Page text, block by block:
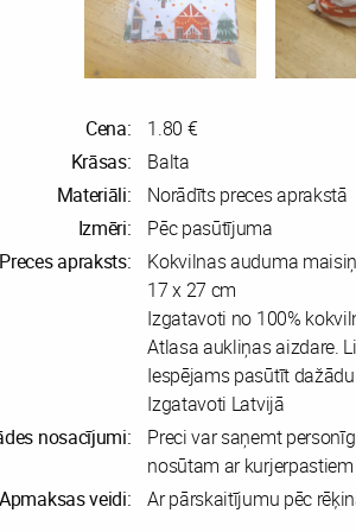
Cena:
1.80 €
Krāsas:
Balta
Materiāli:
Norādīts preces aprakstā
Izmēri:
Pēc pasūtījuma
Preces apraksts:
Kokvilnas auduma
17 x 27 cm
Izgatavoti no 100%
Atlasa aukliņas aizdare.
Iespējams pasūtīt
Izgatavoti Latvijā
nosacījumi:
Preci var saņemt
nosūtam ar kurjerpastiem
Apmaksas veidi:
Ar pārskaitījumu pēc